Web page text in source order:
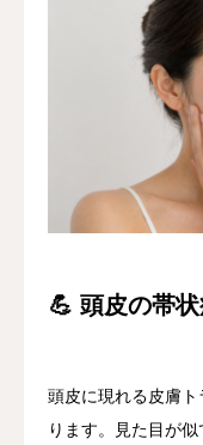
💪 頭皮の帯
頭皮に現れる皮膚
ります。見た目が